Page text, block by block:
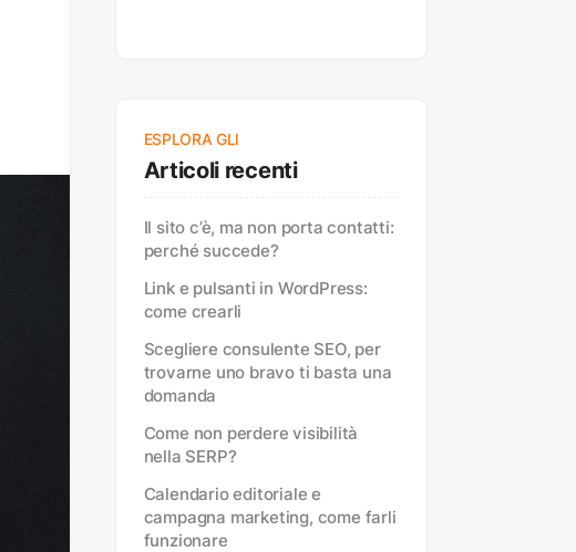
ESPLORA GLI
Articoli recenti
Il sito c’è, ma non porta contatti:
perché succede?
Link e pulsanti in WordPress:
come crearli
Scegliere consulente SEO, per
trovarne uno bravo ti basta una
domanda
Come non perdere visibilità
nella SERP?
Calendario editoriale e
campagna marketing, come farli
funzionare